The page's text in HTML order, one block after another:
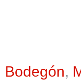
Bodegón,